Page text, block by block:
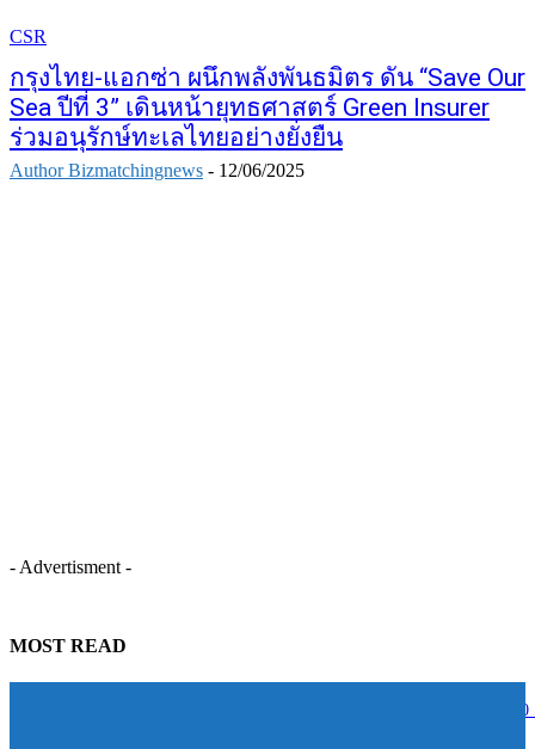
CSR
กรุงไทย-แอกซ่า ผนึกพลังพันธมิตร ดัน “Save Our
Sea ปีที่ 3” เดินหน้ายุทธศาสตร์ Green Insurer
ร่วมอนุรักษ์ทะเลไทยอย่างยั่งยืน
Author Bizmatchingnews - 12/06/2025
- Advertisment -
MOST READ
STECON ปลื้มนักลงทุนตอบรับหุ้นกู้เกินเป้าหมาย ระดมทุนสำเร็จ